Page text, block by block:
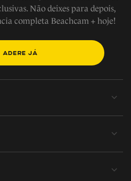
ser fotografias
na praia
Não deixes para depois,
completa Beachcam + hoje!
ADERE JÁ